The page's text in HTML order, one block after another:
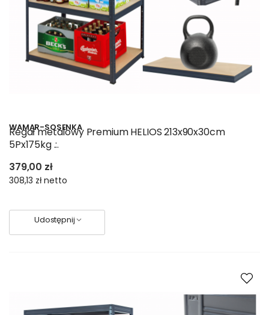
WAMAR-SOSENKA
Regał metalowy Premium HELIOS 213x90x30cm
5Px175kg .:.
379,00 zł
308,13 złnetto
Udostępnij